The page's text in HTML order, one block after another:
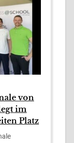
von
im
Platz